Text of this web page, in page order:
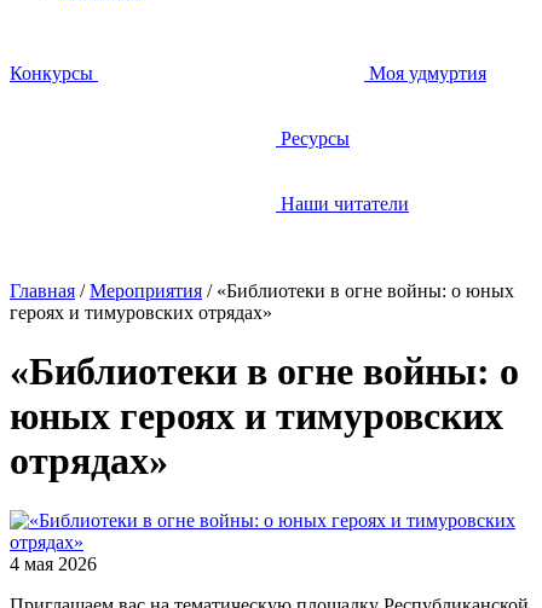
Конкурсы Моя удмуртия
Ресурсы
Наши читатели
Главная /Мероприятия / «Библиотеки в огне войны: о юных
героях и тимуровских отрядах»
«Библиотеки в огне войны: о
юных героях и тимуровских
отрядах»
4 мая 2026